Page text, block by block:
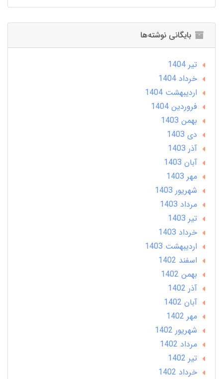
بایگانی نوشته‌ها
تير 1404
خرداد 1404
ارديبهشت 1404
فروردین 1404
بهمن 1403
دی 1403
آذر 1403
آبان 1403
مهر 1403
شهریور 1403
مرداد 1403
تير 1403
خرداد 1403
ارديبهشت 1403
اسفند 1402
بهمن 1402
آذر 1402
آبان 1402
مهر 1402
شهریور 1402
مرداد 1402
تير 1402
خرداد 1402